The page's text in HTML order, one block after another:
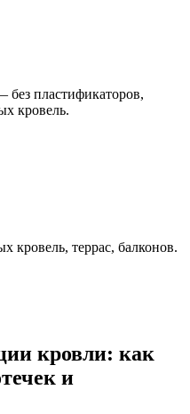
пластификаторов,
кровель.
кровель, террас, балконов.
кровли: как
и